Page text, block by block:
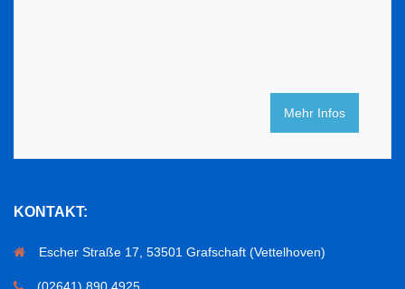
Mehr Infos
KONTAKT:
Escher Straße 17, 53501 Grafschaft (Vettelhoven)